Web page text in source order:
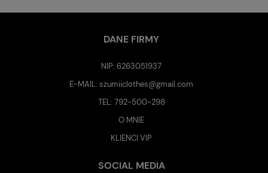
DANE FIRMY
NIP: 6263051937
E-MAIL:szumiiclothes@gmail.com
TEL: 792-500-298
O MNIE
KLIENCI VIP
SOCIAL MEDIA